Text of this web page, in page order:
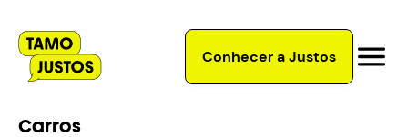
Conhecer a Justos
Carros